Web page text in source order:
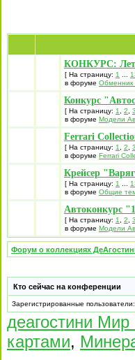
КОНКУРС:
[ На страницу: 1
в форуме Обменник
Конкурс
[ На страницу: 1 2 3
в форуме Модели
Ferrari
[ На страницу: 1 2 3
в форуме Ferrari
Крейсер
[ На страницу: 1
в форуме Общие
Автоконкурс
[ На страницу: 1 2 3
в форуме Модели
Форум о коллекциях
Кто сейчас на конференции
Зарегистрированные пользователи:
деагостини
картами,